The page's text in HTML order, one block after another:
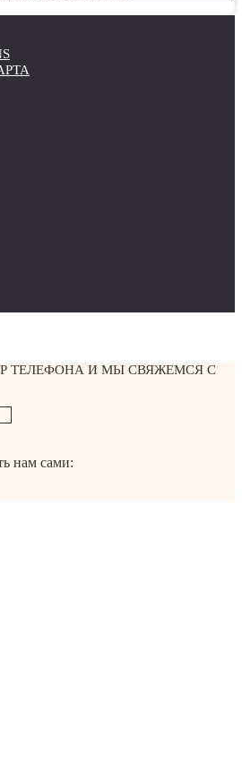
ТЕЛЕФОНА И МЫ СВЯЖЕМСЯ С
нам сами: